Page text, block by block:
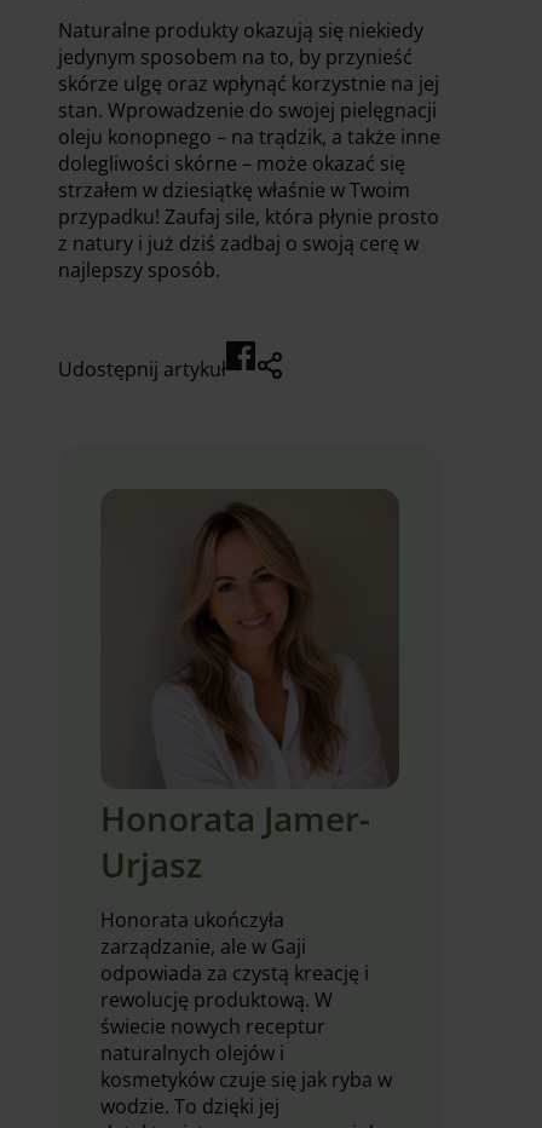
Naturalne produkty okazują się niekiedy
jedynym sposobem na to, by przynieść
skórze ulgę oraz wpłynąć korzystnie na jej
stan. Wprowadzenie do swojej pielęgnacji
oleju konopnego – na trądzik, a także inne
dolegliwości skórne – może okazać się
strzałem w dziesiątkę właśnie w Twoim
przypadku! Zaufaj sile, która płynie prosto
z natury i już dziś zadbaj o swoją cerę w
najlepszy sposób.
Udostępnij artykuł
Honorata Jamer-
Urjasz
Honorata ukończyła
zarządzanie, ale w Gaji
odpowiada za czystą kreację i
rewolucję produktową. W
świecie nowych receptur
naturalnych olejów i
kosmetyków czuje się jak ryba w
wodzie. To dzięki jej